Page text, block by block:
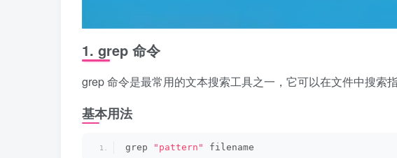
1. grep 命令
grep 命令是最常用的文本搜索工具之一，它可以在文件中搜索
基本用法
grep "pattern" filename